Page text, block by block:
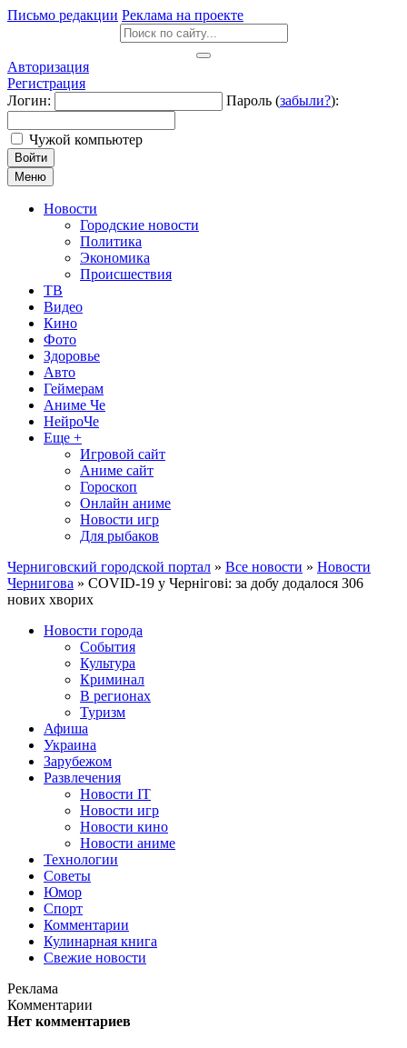
Письмо редакции Реклама на проекте
Авторизация
Регистрация
Логин:
Пароль (забыли?):
Чужой компьютер
Войти
Меню
Новости
Городские новости
Политика
Экономика
Происшествия
ТВ
Видео
Кино
Фото
Здоровье
Авто
Геймерам
Аниме Че
НейроЧе
Еще +
Игровой сайт
Аниме сайт
Гороскоп
Онлайн аниме
Новости игр
Для рыбаков
Черниговский городской портал » Все новости » Новости
Чернигова » COVID-19 у Чернігові: за добу додалося 306
нових хворих
Новости города
События
Культура
Криминал
В регионах
Туризм
Афиша
Украина
Зарубежом
Развлечения
Новости IT
Новости игр
Новости кино
Новости аниме
Технологии
Советы
Юмор
Спорт
Комментарии
Кулинарная книга
Свежие новости
Реклама
Комментарии
Нет комментариев